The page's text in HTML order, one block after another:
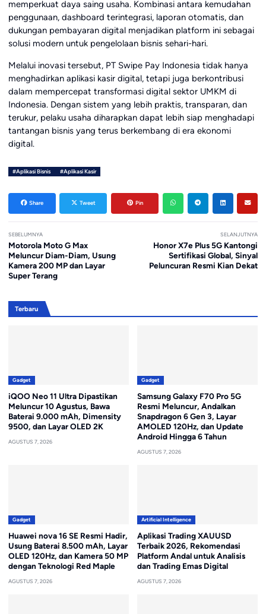
memperkuat daya saing usaha. Kombinasi antara kemudahan
penggunaan, dashboard terintegrasi, laporan otomatis, dan
dukungan pembayaran digital menjadikan platform ini sebagai
solusi modern untuk pengelolaan bisnis sehari-hari.
Melalui inovasi tersebut, PT Swipe Pay Indonesia tidak hanya
menghadirkan aplikasi kasir digital, tetapi juga berkontribusi
dalam mempercepat transformasi digital sektor UMKM di
Indonesia. Dengan sistem yang lebih praktis, transparan, dan
terukur, pelaku usaha diharapkan dapat lebih siap menghadapi
tantangan bisnis yang terus berkembang di era ekonomi
digital.
#Aplikasi Bisnis #Aplikasi Kasir
Share Tweet Pin
SEBELUMNYA
Motorola Moto G Max
Meluncur Diam-Diam, Usung
Kamera 200 MP dan Layar
Super Terang
SELANJUTNYA
Honor X7e Plus 5G Kantongi
Sertifikasi Global, Sinyal
Peluncuran Resmi Kian Dekat
Terbaru
Gadget
iQOO Neo 11 Ultra Dipastikan
Meluncur 10 Agustus, Bawa
Baterai 9.000 mAh, Dimensity
9500, dan Layar OLED 2K
AGUSTUS 7, 2026
Gadget
Samsung Galaxy F70 Pro 5G
Resmi Meluncur, Andalkan
Snapdragon 6 Gen 3, Layar
AMOLED 120Hz, dan Update
Android Hingga 6 Tahun
AGUSTUS 7, 2026
Gadget
Huawei nova 16 SE Resmi Hadir,
Usung Baterai 8.500 mAh, Layar
OLED 120Hz, dan Kamera 50 MP
dengan Teknologi Red Maple
AGUSTUS 7, 2026
Artificial Intelligence
Aplikasi Trading XAUUSD
Terbaik 2026, Rekomendasi
Platform Andal untuk Analisis
dan Trading Emas Digital
AGUSTUS 7, 2026